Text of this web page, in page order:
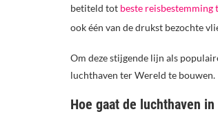
betiteld tot beste reisbestemming
ook één van de drukst bezochte
Om deze stijgende lijn als
luchthaven ter Wereld te bouwen.
Hoe gaat de luchthaven